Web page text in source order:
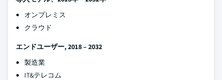
オンプレミス
クラウド
エンドユーザー, 2018 – 2032
製造業
IT&テレコム